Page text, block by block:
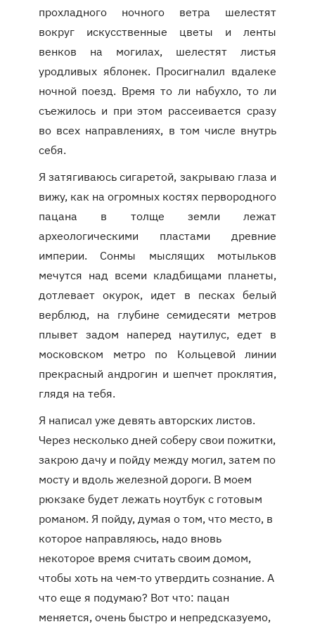
прохладного ночного ветра шелестят
вокруг искусственные цветы и ленты
венков на могилах, шелестят листья
уродливых яблонек. Просигналил вдалеке
ночной поезд. Время то ли набухло, то ли
съежилось и при этом рассеивается сразу
во всех направлениях, в том числе внутрь
себя.
Я затягиваюсь сигаретой, закрываю глаза и
вижу, как на огромных костях первородного
пацана в толще земли лежат
археологическими пластами древние
империи. Сонмы мыслящих мотыльков
мечутся над всеми кладбищами планеты,
дотлевает окурок, идет в песках белый
верблюд, на глубине семидесяти метров
плывет задом наперед наутилус, едет в
московском метро по Кольцевой линии
прекрасный андрогин и шепчет проклятия,
глядя на тебя.
Я написал уже девять авторских листов.
Через несколько дней соберу свои пожитки,
закрою дачу и пойду между могил, затем по
мосту и вдоль железной дороги. В моем
рюкзаке будет лежать ноутбук с готовым
романом. Я пойду, думая о том, что место, в
которое направляюсь, надо вновь
некоторое время считать своим домом,
чтобы хоть на чем-то утвердить сознание. А
что еще я подумаю? Вот что: пацан
меняется, очень быстро и непредсказуемо,